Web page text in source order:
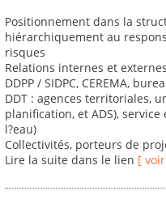
Positionnement dans la
hiérarchiquement au
risques
Relations internes et
DDPP / SIDPC, CEREMA,
DDT : agences territoriales,
planification, et ADS),
l?eau)
Collectivités, porteurs de
Lire la suite dans le lien [